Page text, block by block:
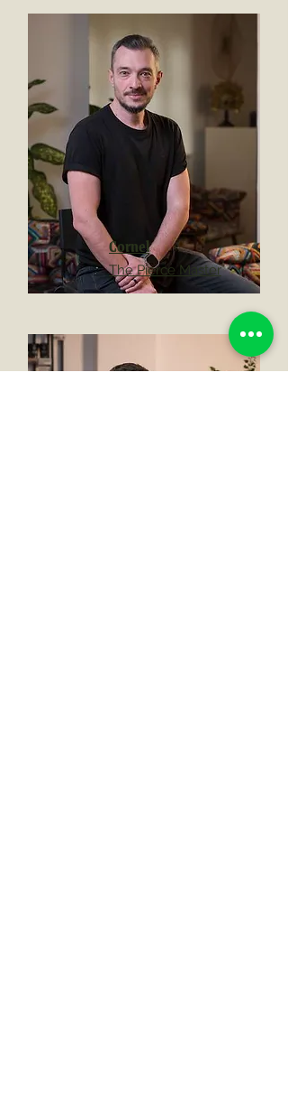
Cornel
The Pierce Master